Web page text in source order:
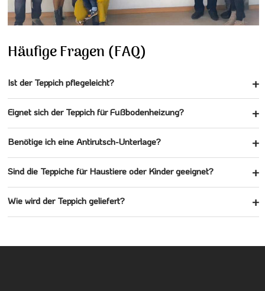
Häufige Fragen (FAQ)
Ist der Teppich pflegeleicht?
Eignet sich der Teppich für Fußbodenheizung?
Benötige ich eine Antirutsch-Unterlage?
Sind die Teppiche für Haustiere oder Kinder geeignet?
Wie wird der Teppich geliefert?